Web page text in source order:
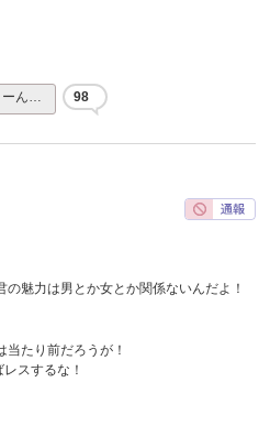
ーん… 98
魅力は男とか女とか関係ないんだよ！
当たり前だろうが！
スするな！